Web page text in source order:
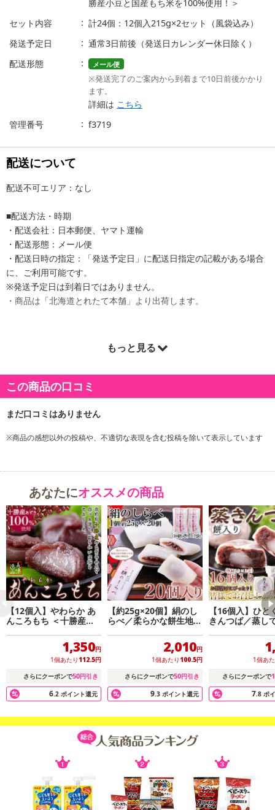
勝産小豆と国産もち米を100%使用！＞
セット内容
計24個：12個入215g×2セット（風袋込み）
発送予定日
通常3日前後（発送日カレンダー休日除く）
配送形態
メール便
※発送完了のご案内から到着まで10日前後かかり
ます。
詳細は こちら
管理番号
f3719
配送について
配送不可エリア：なし
■配送方法・時期
・配送会社：日本郵便、ヤマト運輸
・配送形態：メール便
・配送日時の指定：「発送予定日」に配送日指定の記載がある場合
に、ご利用可能です。
※発送予定日は到着日ではありません。
・商品は「北海道とれたて本舗」より出荷します。
もっと見る
この商品の口コミ
※商品の感想以外の投稿や、不適切な表現を含む投稿を除いて表示しています
あなたにオススメの商品
【12個入】やわらか あ
んころもち ＜十勝産小
豆と国産もち米を100%
1,350円
1個あたり 112.5円
さらにクーポンで50円引き
6.2 ポイント還元
【約25g×20個】絹のし
らべ／柔らかな餅生地で
粒あんを包んだ和菓子
2,010円
1個あたり 100.5円
さらにクーポンで50円引き
9.3 ポイント還元
【16個入】ひと
きんつば／蒸し
1個あ
さらにクーポンで
7.8 ポ